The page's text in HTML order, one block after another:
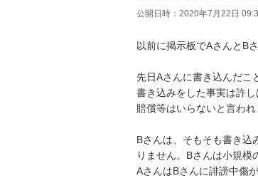
公開日時： 2020年7月22日
以前に掲示板でAさんとB
先日Aさんに書き込んだこ
書き込みをした事実は許
賠償等はいらないと言われ
Bさんは、そもそも書き込
りません。Bさんは小規模
AさんはBさんに誹謗中傷